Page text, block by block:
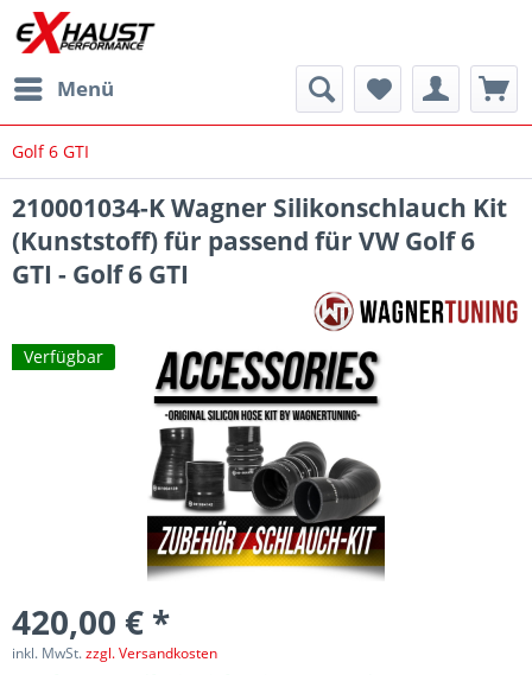
Menü
Golf 6 GTI
210001034-K Wagner Silikonschlauch Kit
(Kunststoff) für passend für VW Golf 6
GTI - Golf 6 GTI
Verfügbar
420,00 € *
inkl. MwSt.zzgl. Versandkosten